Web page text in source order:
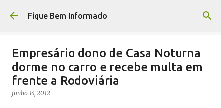
Pular para o conteúdo principal
Fique Bem Informado
Empresário dono de Casa Noturna
dorme no carro e recebe multa em
frente a Rodoviária
junho 14, 2012